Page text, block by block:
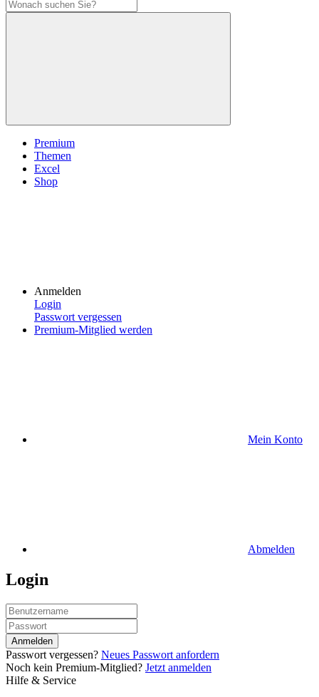
Premium
Themen
Excel
Shop
Anmelden
Login
Passwort vergessen
Premium-Mitglied werden
Mein Konto
Abmelden
Login
Anmelden
Passwort vergessen? Neues Passwort anfordern
Noch kein Premium-Mitglied? Jetzt anmelden
Hilfe & Service